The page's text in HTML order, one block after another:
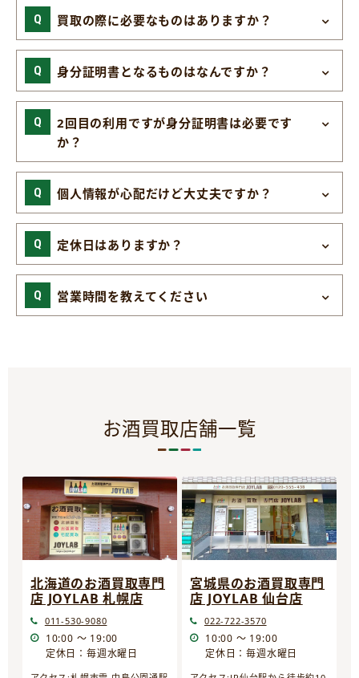
買取の際に必要なものはありますか？
身分証明書となるものはなんですか？
2回目の利用ですが身分証明書は必要です
か？
個人情報が心配だけど大丈夫ですか？
定休日はありますか？
営業時間を教えてください
お酒買取店舗一覧
北海道のお酒買取専門
店 JOYLAB 札幌店
011-530-9080
10:00 ～ 19:00
定休日：毎週水曜日
宮城県のお酒買取専門
店 JOYLAB 仙台店
022-722-3570
10:00 ～ 19:00
定休日：毎週水曜日